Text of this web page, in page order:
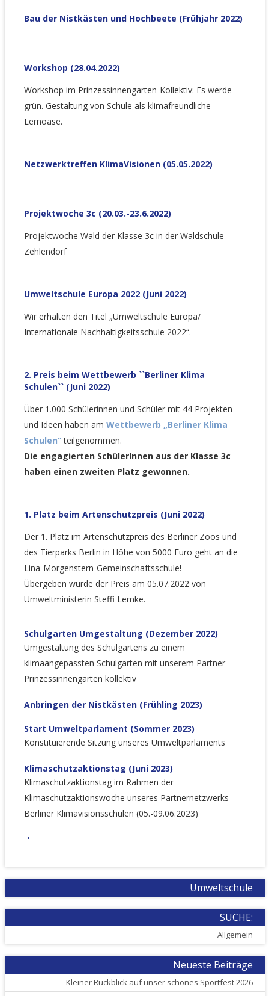
Bau der Nistkästen und Hochbeete (Frühjahr 2022)
Workshop (28.04.2022)
Workshop im Prinzessinnengarten-Kollektiv: Es werde
grün. Gestaltung von Schule als klimafreundliche
Lernoase.
Netzwerktreffen KlimaVisionen (05.05.2022)
Projektwoche 3c (20.03.-23.6.2022)
Projektwoche Wald der Klasse 3c in der Waldschule
Zehlendorf
Umweltschule Europa 2022 (Juni 2022)
Wir erhalten den Titel „Umweltschule Europa/
Internationale Nachhaltigkeitsschule 2022“.
2. Preis beim Wettbewerb ``Berliner Klima
Schulen`` (Juni 2022)
Über 1.000 Schülerinnen und Schüler mit 44 Projekten
und Ideen haben am Wettbewerb „Berliner Klima
Schulen“teilgenommen.
Die engagierten SchülerInnen aus der Klasse 3c
haben einen zweiten Platz gewonnen.
1. Platz beim Artenschutzpreis (Juni 2022)
Der 1. Platz im Artenschutzpreis des Berliner Zoos und
des Tierparks Berlin in Höhe von 5000 Euro geht an die
Lina-Morgenstern-Gemeinschaftsschule!
Übergeben wurde der Preis am 05.07.2022 von
Umweltministerin Steffi Lemke.
Schulgarten Umgestaltung (Dezember 2022)
Umgestaltung des Schulgartens zu einem
klimaangepassten Schulgarten mit unserem Partner
Prinzessinnengarten kollektiv
Anbringen der Nistkästen (Frühling 2023)
Start Umweltparlament (Sommer 2023)
Konstituierende Sitzung unseres Umweltparlaments
Klimaschutzaktionstag (Juni 2023)
Klimaschutzaktionstag im Rahmen der
Klimaschutzaktionswoche unseres Partnernetzwerks
Berliner Klimavisionsschulen (05.-09.06.2023)
Umweltschule
SUCHE:
Allgemein
Neueste Beiträge
Kleiner Rückblick auf unser schönes Sportfest 2026